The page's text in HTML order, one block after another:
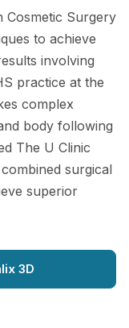
Cosmetic Surgery
to achieve
involving
practice at the
complex
body following
The U Clinic
surgical
superior
3D